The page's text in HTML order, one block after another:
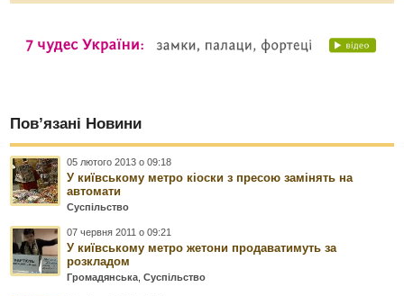
Пов’язані Новини
05 лютого 2013 о 09:18
У київському метро кіоски з пресою замінять на
автомати
Суспільство
07 червня 2011 о 09:21
У київському метро жетони продаватимуть за
розкладом
Громадянська ,Суспільство